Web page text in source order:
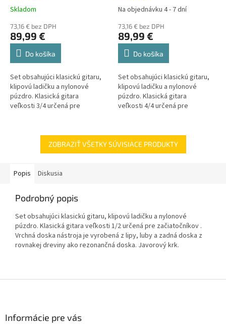
Skladom
73,16 € bez DPH
89,99 €
Do košíka
Set obsahujúci klasickú gitaru,
klipovú ladičku a nylonové
púzdro. Klasická gitara
veľkosti 3/4 určená pre
Na objednávku 4 - 7 dní
73,16 € bez DPH
89,99 €
Do košíka
Set obsahujúci klasickú gitaru,
klipovú ladičku a nylonové
púzdro. Klasická gitara
veľkosti 4/4 určená pre
a...
ZOBRAZIŤ VŠETKY SÚVISIACE PRODUKTY
Popis Diskusia
Podrobný popis
Set obsahujúci klasickú gitaru, klipovú ladičku a nylonové
púzdro. Klasická gitara veľkosti 1/2 určená pre začiatočníkov .
Vrchná doska nástroja je vyrobená z lipy, luby a zadná doska z
rovnakej dreviny ako rezonančná doska. Javorový krk.
Informácie pre vás